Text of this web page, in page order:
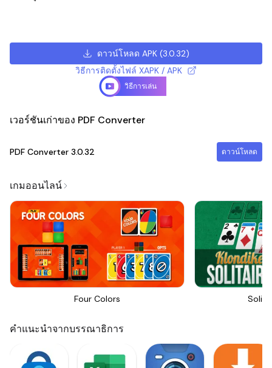
ดาวน์โหลด APK(3.0.32)
วิธีการติดตั้งไฟล์ XAPK / APK
วิธีการเล่น
เวอร์ชันเก่าของ PDF Converter
PDF Converter 3.0.32 ดาวน์โหลด
เกมออนไลน์
Four Colors
คำแนะนำจากบรรณาธิการ